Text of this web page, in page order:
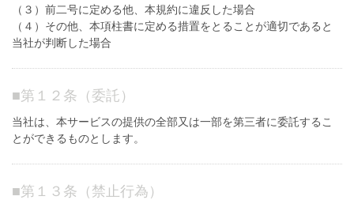
（３）前二号に定める他、本規約に違反した場合
（４）その他、本項柱書に定める措置をとることが適切であると
当社が判断した場合
■第１２条（委託）
当社は、本サービスの提供の全部又は一部を第三者に委託するこ
とができるものとします。
■第１３条（禁止行為）